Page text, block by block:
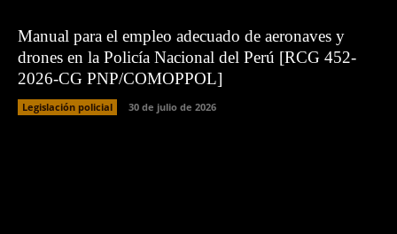
Manual para el empleo adecuado de aeronaves y
drones en la Policía Nacional del Perú [RCG 452-
2026-CG PNP/COMOPPOL]
Legislación policial 30 de julio de 2026